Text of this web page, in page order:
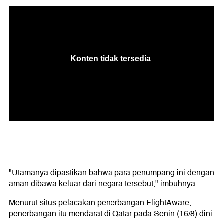
"Utamanya dipastikan bahwa para penumpang ini dengan
aman dibawa keluar dari negara tersebut," imbuhnya.
Menurut situs pelacakan penerbangan FlightAware,
penerbangan itu mendarat di Qatar pada Senin (16/8) dini